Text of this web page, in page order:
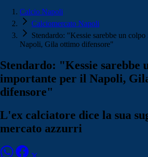
Calcio Napoli
Calciomercato Napoli
Stendardo: "Kessie sarebbe un
Napoli, Gila ottimo difensore"
Stendardo: "Kessie sarebbe
importante per il Napoli,
difensore"
L'ex calciatore dice la sua
mercato azzurri